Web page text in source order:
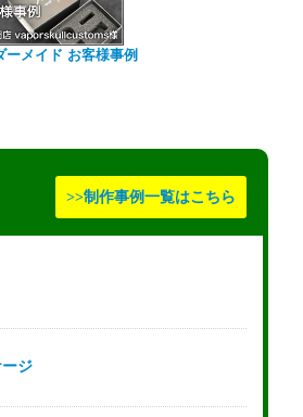
ーメイド お客様事例